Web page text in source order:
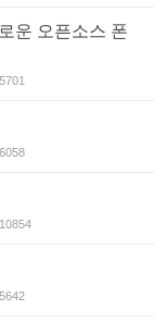
운 오픈소스 폰
5701
6058
10854
5642